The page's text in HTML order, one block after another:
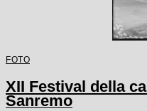
FOTO
XII Festival della
Sanremo